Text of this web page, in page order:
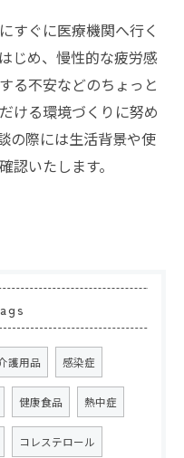
すぐに医療機関へ行く
じめ、慢性的な疲労感
る不安などのちょっと
ける環境づくりに努め
の際には生活背景や使
認いたします。
護用品 感染症
健康食品 熱中症
コレステロール